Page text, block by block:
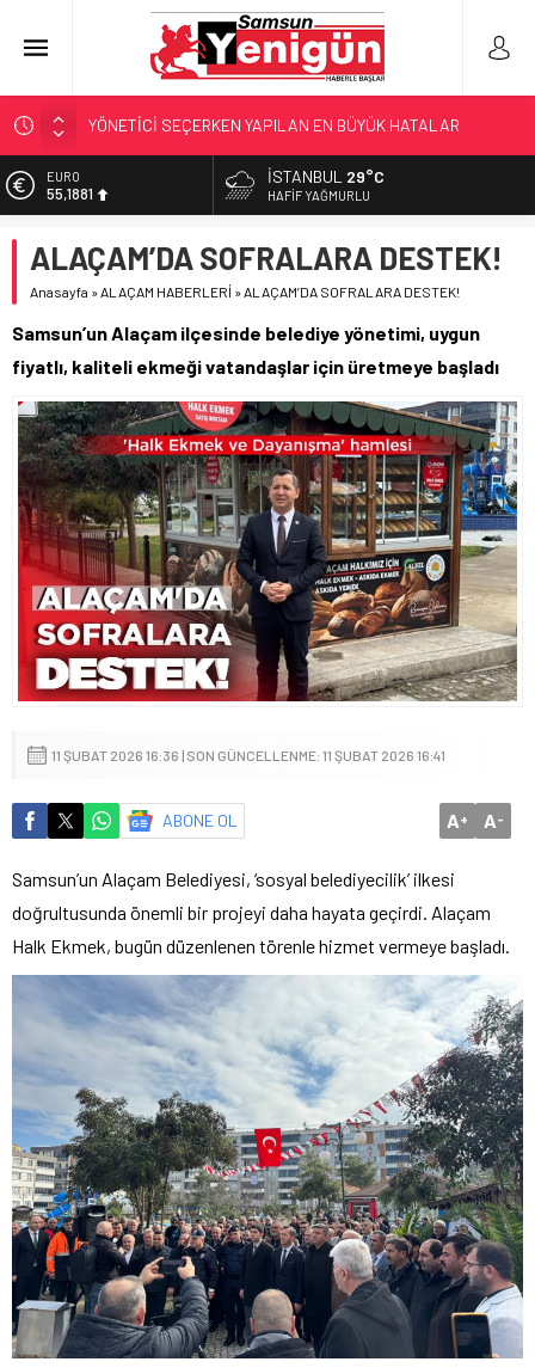
GERİ SAYIM BAŞLADI
SAMSUNSPOR’DA HEDEF 5’İNCİLİK!
‘BAFRA’YA YATIRIM YAPIN!’
YÖNETİCİ SEÇERKEN YAPILAN EN BÜYÜK HATALAR
EURO
55,1881
6.660,55
BİST
47,7111
İSTANBUL 29°C
HAFIF YAĞMURLU
ALAÇAM’DA SOFRALARA DESTEK!
Anasayfa »ALAÇAM HABERLERİ »ALAÇAM’DA SOFRALARA DESTEK!
Samsun’un Alaçam ilçesinde belediye yönetimi, uygun
fiyatlı, kaliteli ekmeği vatandaşlar için üretmeye başladı
11 ŞUBAT 2026 16:36 | SON GÜNCELLENME: 11 ŞUBAT 2026 16:41
ABONE OL A+ A-
Samsun’un Alaçam Belediyesi, ‘sosyal belediyecilik’ ilkesi
doğrultusunda önemli bir projeyi daha hayata geçirdi. Alaçam
Halk Ekmek, bugün düzenlenen törenle hizmet vermeye başladı.